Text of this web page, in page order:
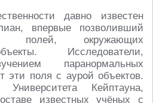
давно известен
впервые позволивший
полей, окружающих
Исследователи,
паранормальных
эти поля с аурой объектов.
Кейптауна,
известных учёных с